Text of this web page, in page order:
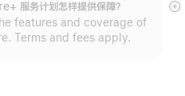
服务计划怎样提供保⁠障？
features and coverage of
Terms and fees apply.
展